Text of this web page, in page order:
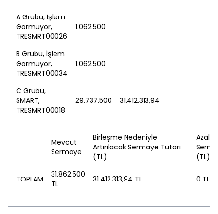
A Grubu, İşlem
Görmüyor,
TRESMRT00026
1.062.500
B Grubu, İşlem
Görmüyor,
TRESMRT00034
1.062.500
C Grubu,
SMART,
TRESMRT00018
29.737.500 31.412.313,94
Mevcut
Sermaye
Birleşme Nedeniyle
Artırılacak Sermaye Tutarı
(TL)
(TL)
TOPLAM
31.862.500
TL
31.412.313,94 TL 0 TL